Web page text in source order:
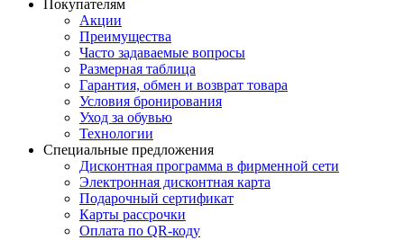
Покупателям
Акции
Преимущества
Часто задаваемые вопросы
Размерная таблица
Гарантия, обмен и возврат товара
Условия бронирования
Уход за обувью
Технологии
Специальные предложения
Дисконтная программа в фирменной сети
Электронная дисконтная карта
Подарочный сертификат
Карты рассрочки
Оплата по QR-коду